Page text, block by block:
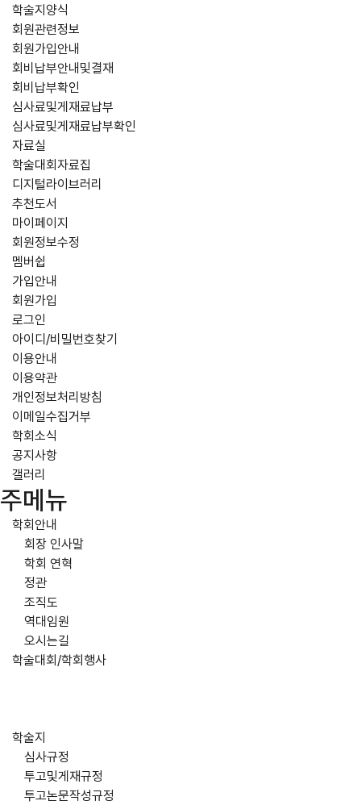
학술지양식
회원관련정보
회원가입안내
회비납부안내및결재
회비납부확인
심사료및게재료납부
심사료및게재료납부확인
자료실
학술대회자료집
디지털라이브러리
추천도서
마이페이지
회원정보수정
멤버쉽
가입안내
회원가입
로그인
아이디/비밀번호찾기
이용안내
이용약관
개인정보처리방침
이메일수집거부
학회소식
공지사항
갤러리
주메뉴
학회안내
회장 인사말
학회 연혁
정관
조직도
역대임원
오시는길
학술대회/학회행사
학술지
심사규정
투고및게재규정
투고논문작성규정